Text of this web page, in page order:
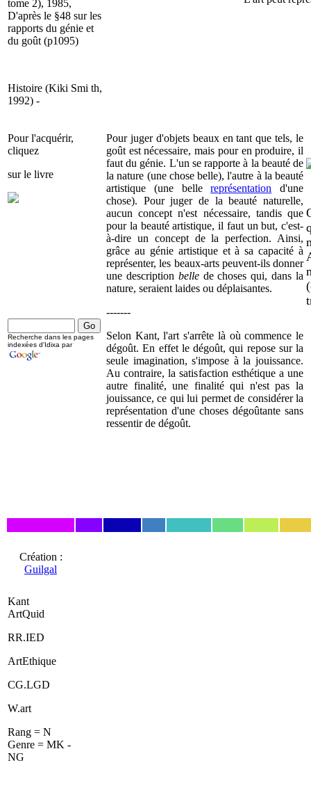
tome 2), 1985,
D'après le §48 sur les
rapports du génie et
du goût (p1095)
Histoire (Kiki Smi th,
1992) -
Pour l'acquérir,
cliquez
sur le livre
Pour juger d'objets beaux en tant que tels, le
goût est nécessaire, mais pour en produire, il
faut du génie. L'un se rapporte à la beauté de
la nature (une chose belle), l'autre à la beauté
artistique (une bellereprésentation d'une
chose). Pour juger de la beauté naturelle,
aucun concept n'est nécessaire, tandis que
pour la beauté artistique, il faut un but, c'est-
à-dire un concept de la perfection. Ainsi,
grâce au génie artistique et à sa capacité à
représenter, les beaux-arts peuvent-ils donner
une description bellede choses qui, dans la
nature, seraient laides ou déplaisantes.
-------
Selon Kant, l'art s'arrête là où commence le
dégoût. En effet le dégoût, qui repose sur la
seule imagination, s'impose à la jouissance.
Au contraire, la satisfaction esthétique a une
autre finalité, une finalité qui n'est pas la
jouissance, ce qui lui permet de considérer la
représentation d'une choses dégoûtante sans
ressentir de dégoût.
Recherche dans les pages
indexées d'Idixa par
Création :
Guilgal
Kant
ArtQuid
RR.IED
ArtEthique
CG.LGD
W.art
Rang = N
Genre = MK -
NG